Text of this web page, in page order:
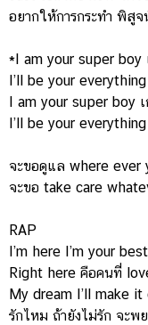
อยากให้การกระทำ พิสูจ
*I am your super boy
I’ll be your
I am your super boy
I’ll be your
จะขอดูแล where ever
จะขอ take care
RAP
I’m here I’m your
Right here คือคนที่
My dream I’ll make
รักไหม ถ้ายังไม่รัก จะพ